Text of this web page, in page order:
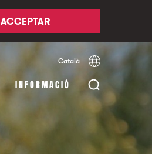
ACCEPTAR
Català Español
INFORMACIÓ